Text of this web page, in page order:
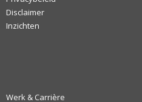
Disclaimer
Inzichten
Werk & Carrière